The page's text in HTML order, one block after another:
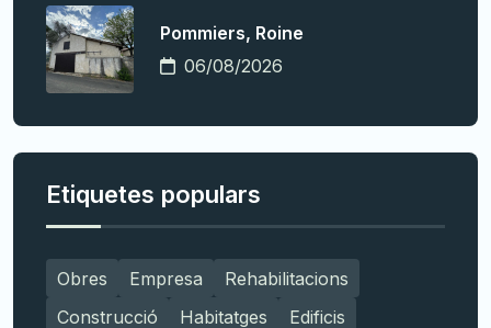
Pommiers, Roine
06/08/2026
Etiquetes populars
Obres Empresa
Rehabilitacions
Construcció
Habitatges Edificis